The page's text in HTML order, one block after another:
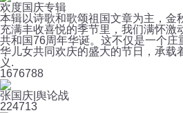
欢度国庆专辑
本辑以诗歌和歌颂祖国文章为主，金
充满丰收喜悦的季节里，我们满怀激
共和国76周年华诞。这不仅是一个庄
华儿女共同欢庆的盛大的节日，承载
义.
1676788
张国庆|舆论战
224713